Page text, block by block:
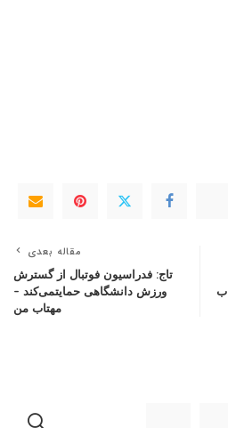
مقاله بعدی
تاج: فدراسیون فوتبال از گسترش
ورزش دانشگاهی حمایتمی‌کند –
مهتاب من